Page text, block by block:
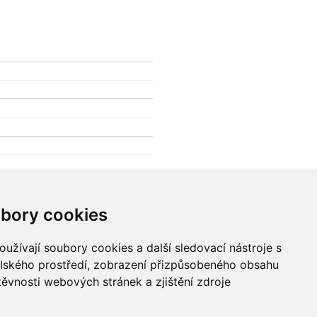
cookies
soubory cookies a další sledovací nástroje s
prostředí, zobrazení přizpůsobeného obsahu
webových stránek a zjištění zdroje
čvc31. čvc2. srp4. srp6. srp